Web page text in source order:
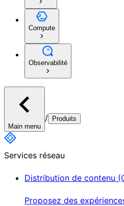
Compute
Observabilité
Main menu
/ Produits
Services réseau
Distribution de contenu
Proposez des